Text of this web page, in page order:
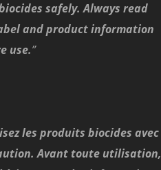
safely. Always read
and product information
use.”
les produits biocides avec
Avant toute utilisation,